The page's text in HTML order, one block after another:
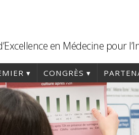
en Médecine pour
CONGRÈS